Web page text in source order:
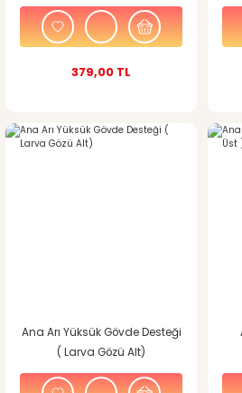
379,00 TL
Ana Arı Yüksük Gövde Desteği
( Larva Gözü Alt)